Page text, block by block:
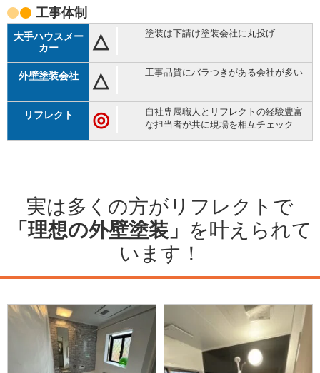
工事体制
△ 塗装は下請け塗装会社に丸投げ
△ 工事品質にバラつきがある会社が多い
◎
自社専属職人とリフレクトの経験豊富
な担当者が共に現場を相互チェック
実は多くの方がリフレクトで
「理想の外壁塗装」 を叶えられて
います！